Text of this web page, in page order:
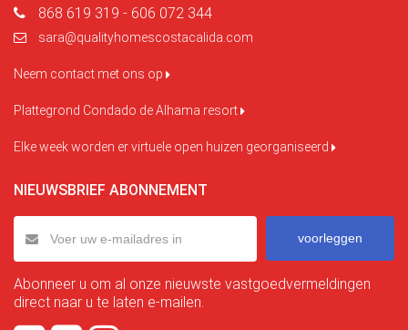
868 619 319 - 606 072 344
sara@qualityhomescostacalida.com
Neem contact met ons op
Plattegrond Condado de Alhama resort
Elke week worden er virtuele open huizen georganiseerd
NIEUWSBRIEF ABONNEMENT
voorleggen
Abonneer u om al onze nieuwste vastgoedvermeldingen
direct naar u te laten e-mailen.